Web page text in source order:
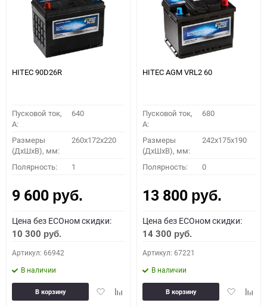
HITEC 90D26R
Пусковой ток,
A:
640
Размеры
(ДхШхВ), мм:
260x172x220
Полярность: 1
9 600 руб.
Цена без ECOном скидки:
10 300 руб.
Артикул: 66942
В наличии
ДобавитьДобавить
В корзину
HITEC AGM VRL2 60
Пусковой ток,
A:
680
Размеры
(ДхШхВ), мм:
242x175x190
Полярность: 0
13 800 руб.
Цена без ECOном скидки:
14 300 руб.
Артикул: 67221
В наличии
Добавить
В корзину